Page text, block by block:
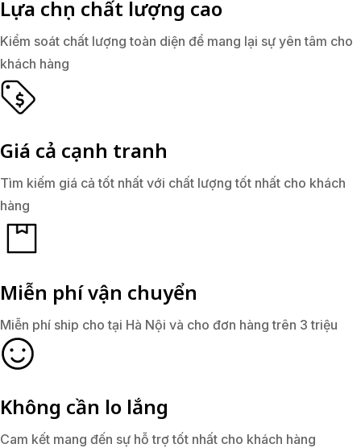
Lựa chọn chất lượng cao
Kiểm soát chất lượng toàn diện để mang lại sự yên tâm cho
khách hàng
Giá cả cạnh tranh
Tìm kiếm giá cả tốt nhất với chất lượng tốt nhất cho khách
hàng
Miễn phí vận chuyển
Miễn phí ship cho tại Hà Nội và cho đơn hàng trên 3 triệu
Không cần lo lắng
Cam kết mang đến sự hỗ trợ tốt nhất cho khách hàng